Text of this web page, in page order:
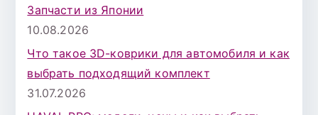
я
Запчасти из Японии
10.08.2026
Что такое 3D-коврики для автомобиля и как
выбрать подходящий комплект
31.07.2026